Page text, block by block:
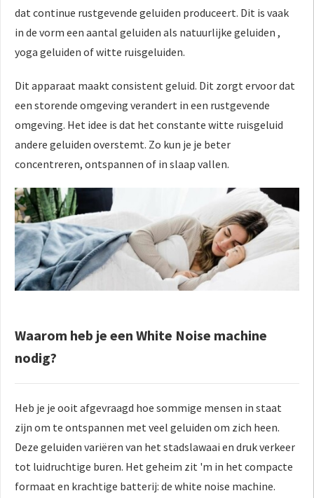
dat continue rustgevende geluiden produceert. Dit is vaak
in de vorm een aantal geluiden als natuurlijke geluiden ,
yoga geluiden of witte ruisgeluiden.
Dit apparaat maakt consistent geluid. Dit zorgt ervoor dat
een storende omgeving verandert in een rustgevende
omgeving. Het idee is dat het constante witte ruisgeluid
andere geluiden overstemt. Zo kun je je beter
concentreren, ontspannen of in slaap vallen.
Waarom heb je een White Noise machine
nodig?
Heb je je ooit afgevraagd hoe sommige mensen in staat
zijn om te ontspannen met veel geluiden om zich heen.
Deze geluiden variëren van het stadslawaai en druk verkeer
tot luidruchtige buren. Het geheim zit 'm in het compacte
formaat en krachtige batterij: de white noise machine.